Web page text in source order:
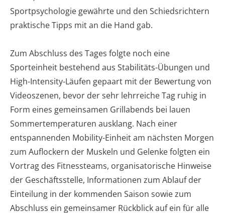
Sportpsychologie gewährte und den Schiedsrichtern
praktische Tipps mit an die Hand gab.
Zum Abschluss des Tages folgte noch eine
Sporteinheit bestehend aus Stabilitäts-Übungen und
High-Intensity-Läufen gepaart mit der Bewertung von
Videoszenen, bevor der sehr lehrreiche Tag ruhig in
Form eines gemeinsamen Grillabends bei lauen
Sommertemperaturen ausklang. Nach einer
entspannenden Mobility-Einheit am nächsten Morgen
zum Auflockern der Muskeln und Gelenke folgten ein
Vortrag des Fitnessteams, organisatorische Hinweise
der Geschäftsstelle, Informationen zum Ablauf der
Einteilung in der kommenden Saison sowie zum
Abschluss ein gemeinsamer Rückblick auf ein für alle